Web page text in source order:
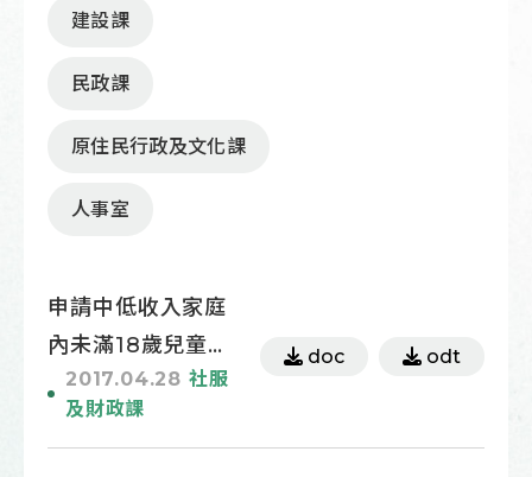
建設課
民政課
原住民行政及文化課
人事室
申請中低收入家庭
內未滿18歲兒童及
少年全民健康保險
自付之保險費補助
2017.04.28 社服
及財政課
doc odt